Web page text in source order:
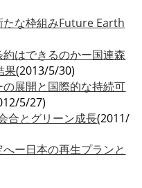
たな枠組みFuture Earth
はできるのかー国連森
果(2013/5/30)
展開と国際的な持続可
5/27)
合とグリーン成長(2011/
ー日本の再生プランと